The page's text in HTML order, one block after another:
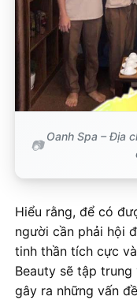
Oanh Spa – Địa
Hiểu rằng, để có
người cần phải hội
tinh thần tích cực
Beauty sẽ tập
gây ra những vấn